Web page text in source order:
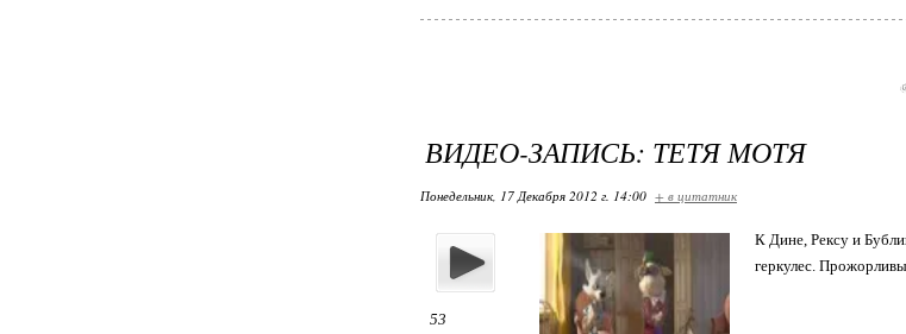
ВИДЕО-ЗАПИСЬ: ТЕТЯ МОТЯ
Понедельник, 17 Декабря 2012 г. 14:00 + в цитатник
53
К Дине, Рексу и
геркулес.